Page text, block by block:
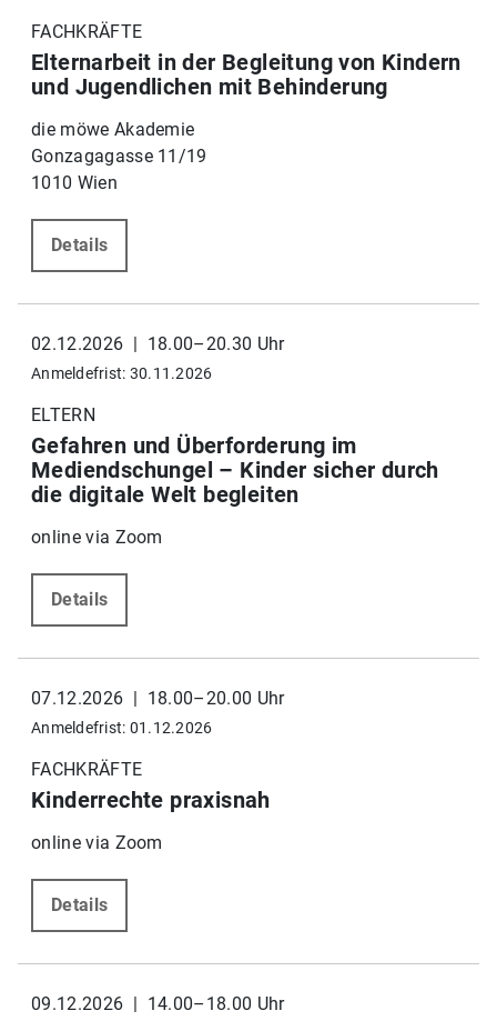
FACHKRÄFTE
Elternarbeit in der Begleitung von Kindern
und Jugendlichen mit Behinderung
die möwe Akademie
Gonzagagasse 11/19
1010 Wien
Details
02.12.2026 | 18.00–20.30 Uhr
Anmeldefrist: 30.11.2026
ELTERN
Gefahren und Überforderung im
Mediendschungel – Kinder sicher durch
die digitale Welt begleiten
online via Zoom
Details
07.12.2026 | 18.00–20.00 Uhr
Anmeldefrist: 01.12.2026
FACHKRÄFTE
Kinderrechte praxisnah
online via Zoom
Details
09.12.2026 | 14.00–18.00 Uhr